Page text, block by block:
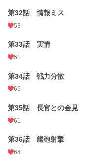
第32話 情報ミス
53
第33話 実情
51
第34話 戦力分散
66
第35話 長官との会見
61
第36話 艦砲射撃
64